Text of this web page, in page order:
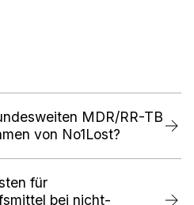
MDR/RR-TB
von No1Lost?
für
bei nicht-